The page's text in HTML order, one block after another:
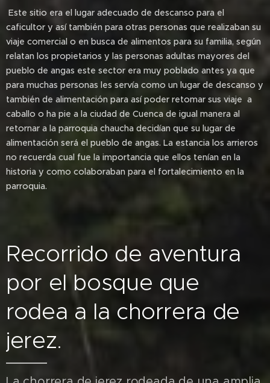
Este sitio era el lugar adecuado de descanso para el
caficultor y así también para otras personas que realizaban su
viaje comercial o en busca de alimentos para su familia, según
relatan los propietarios y las personas adultas mayores del
pueblo de angas este sector era muy poblado antes ya que
para muchas personas les servía como un lugar de descanso y
también de alimentación para así poder retomar sus viaje a
caballo o ha pie a la ciudad de Cuenca de igual manera al
retornar a la parroquia chaucha decidían que su lugar de
alimentación será el pueblo de angas. La estancia los arrieros
no recuerda cual fue la importancia que ellos tenían en la
historia y como colaboraban para el fortalecimiento en la
parroquia.
Recorrido de aventura
por el bosque que
rodea a la chorrera de
jerez.